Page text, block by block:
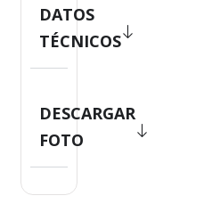
DATOS
TÉCNICOS
DESCARGAR
FOTO